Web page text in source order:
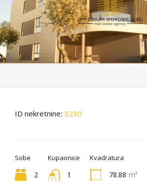
ID nekretnine: 3230
Sobe
2
Kupaonice
1
Kvadratura
78.88 m²